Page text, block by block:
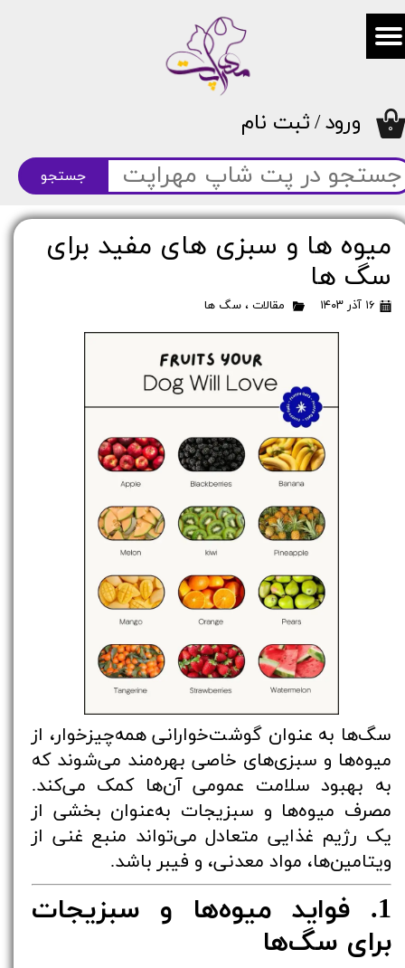
۰
جستجو
ورود/ثبت نام
حساب کاربری من
سفارشات
خروج از حساب کاربری
میوه‌ ها و سبزی‌ های مفید برای
سگ‌ ها
۱۶ آذر ۱۴۰۳ مقالات ، سگ ها
سگ‌ها به عنوان گوشت‌خوارانی همه‌چیزخوار، از
میوه‌ها و سبزی‌های خاصی بهره‌مند می‌شوند که
به بهبود سلامت عمومی آن‌ها کمک می‌کند.
مصرف میوه‌ها و سبزیجات به‌عنوان بخشی از
یک رژیم غذایی متعادل می‌تواند منبع غنی از
ویتامین‌ها، مواد معدنی، و فیبر باشد.
1. فواید میوه‌ها و سبزیجات
برای سگ‌ها